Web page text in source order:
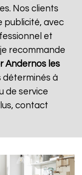
Nos clients
publicité, avec
et
recommande
Andernos les
déterminés à
de service
contact